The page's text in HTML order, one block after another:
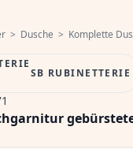
> Dusche > Komplette
SB RUBINETTERIE